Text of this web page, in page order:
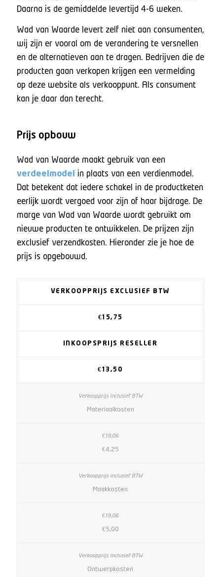
Daarna is de gemiddelde levertijd 4-6 weken.
Wad van Waarde levert zelf niet aan consumenten,
wij zijn er vooral om de verandering te versnellen
en de alternatieven aan te dragen. Bedrijven die de
producten gaan verkopen krijgen een vermelding
op deze website als verkooppunt. Als consument
kan je daar dan terecht.
Prijs opbouw
Wad van Waarde maakt gebruik van een
verdeelmodel
in plaats van een verdienmodel.
Dat betekent dat iedere schakel in de productketen
eerlijk wordt vergoed voor zijn of haar bijdrage. De
marge van Wad van Waarde wordt gebruikt om
nieuwe producten te ontwikkelen. De prijzen zijn
exclusief verzendkosten. Hieronder zie je hoe de
prijs is opgebouwd.
VERKOOPPRIJS EXCLUSIEF BTW
€15,75
INKOOPSPRIJS RESELLER
€13,50
Materiaalkosten
€4,25
Maakkosten
€5,00
Ontwerpkosten